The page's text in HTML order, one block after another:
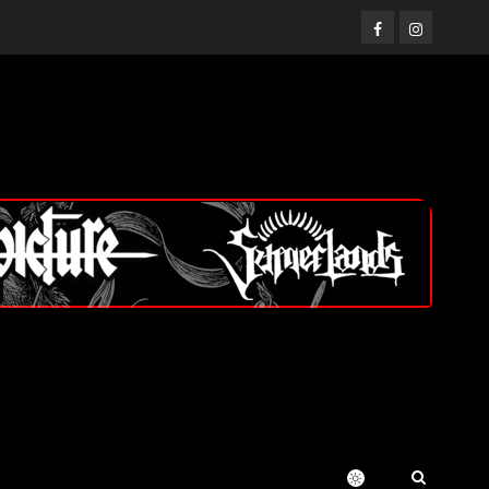
FacebookInstagram